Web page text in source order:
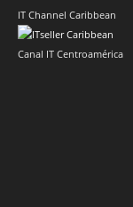
IT Channel Caribbean
Canal IT Centroamérica